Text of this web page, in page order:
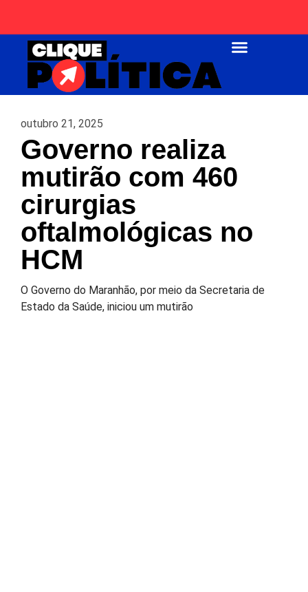
outubro 21, 2025
Governo realiza
mutirão com 460
cirurgias
oftalmológicas no
HCM
O Governo do Maranhão, por meio da Secretaria de
Estado da Saúde, iniciou um mutirão